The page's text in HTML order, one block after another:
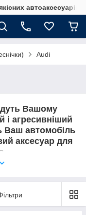
автоаксесуарів
Audi
Вашому
і агресивніший
Ваш автомобіль
аксесуар для